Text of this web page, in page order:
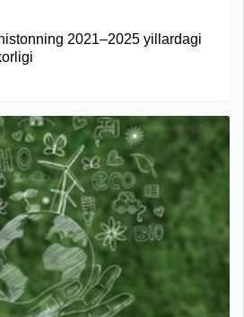
2021–2025 yillardagi